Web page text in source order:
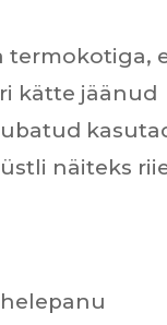
termokotiga,
kätte jäänud
näiteks